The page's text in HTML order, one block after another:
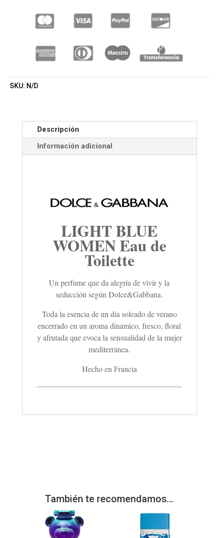
GABBANA)
(MUJER)
SKU: N/D
Descripción
Información adicional
LIGHT BLUE
WOMEN Eau de
Toilette
Un perfume que da alegría de vivir y la
seducción según Dolce&Gabbana.
Toda la esencia de un día soleado de verano
encerrado en un aroma dinámico, fresco, floral
y afrutada que evoca la sensualidad de la mujer
mediterránea.
Hecho en Francia
También te recomendamos…